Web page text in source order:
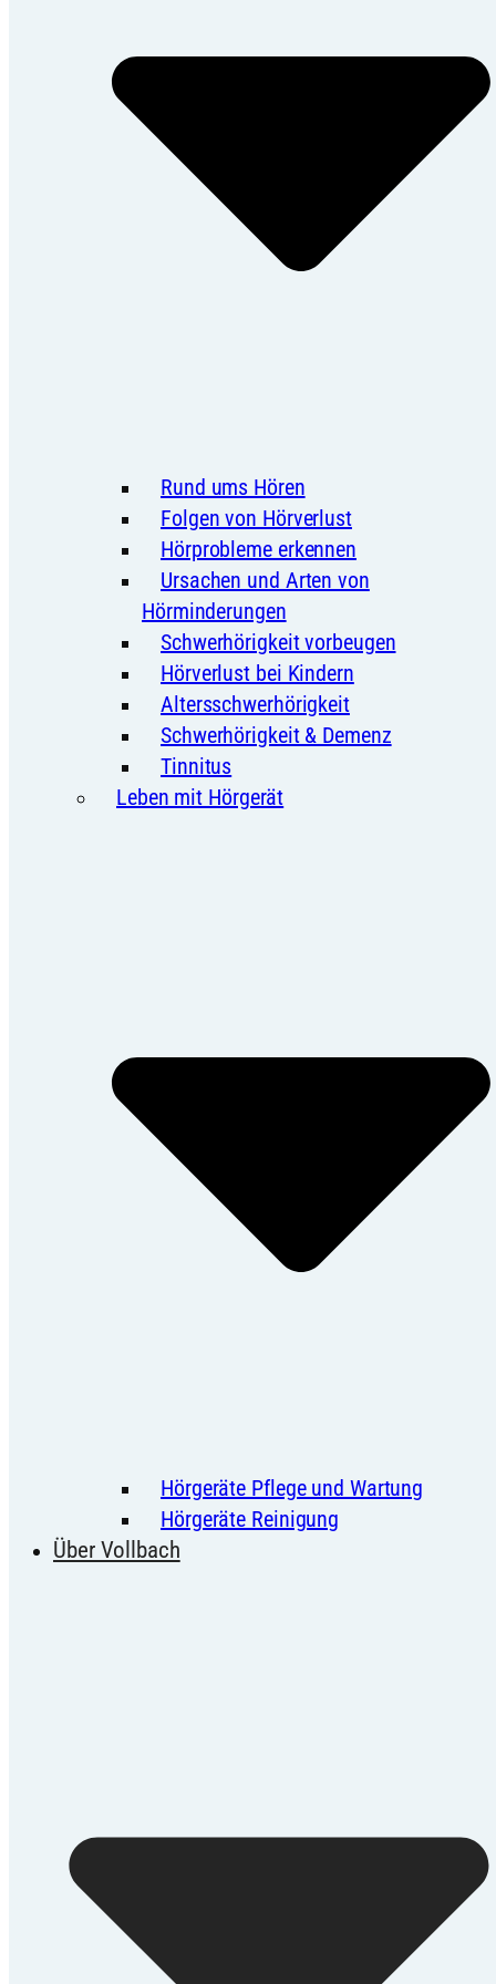
Rund ums Hören
Folgen von Hörverlust
Hörprobleme erkennen
Ursachen und Arten von
Hörminderungen
Schwerhörigkeit vorbeugen
Hörverlust bei Kindern
Altersschwerhörigkeit
Schwerhörigkeit & Demenz
Tinnitus
Leben mit Hörgerät
Hörgeräte Pflege und Wartung
Hörgeräte Reinigung
Über Vollbach